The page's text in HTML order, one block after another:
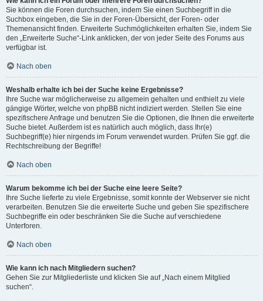
Sie können die Foren durchsuchen, indem Sie einen Suchbegriff in die
Suchbox eingeben, die Sie in der Foren-Übersicht, der Foren- oder
Themenansicht finden. Erweiterte Suchmöglichkeiten erhalten Sie, indem Sie
den „Erweiterte Suche“-Link anklicken, der von jeder Seite des Forums aus
verfügbar ist.
Nach oben
Weshalb erhalte ich bei der Suche keine Ergebnisse?
Ihre Suche war möglicherweise zu allgemein gehalten und enthielt zu viele
gängige Wörter, welche von phpBB nicht indiziert werden. Stellen Sie eine
spezifischere Anfrage und benutzen Sie die Optionen, die Ihnen die erweiterte
Suche bietet. Außerdem ist es natürlich auch möglich, dass Ihr(e)
Suchbegriff(e) hier nirgends im Forum verwendet wurden. Prüfen Sie ggf. die
Rechtschreibung der Begriffe!
Nach oben
Warum bekomme ich bei der Suche eine leere Seite?
Ihre Suche lieferte zu viele Ergebnisse, somit konnte der Webserver sie nicht
verarbeiten. Benutzen Sie die erweiterte Suche und geben Sie spezifischere
Suchbegriffe ein oder beschränken Sie die Suche auf verschiedene
Unterforen.
Nach oben
Wie kann ich nach Mitgliedern suchen?
Gehen Sie zur Mitgliederliste und klicken Sie auf „Nach einem Mitglied
suchen“.